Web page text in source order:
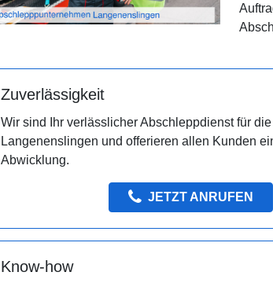
Zuverlässigkeit
Wir sind Ihr verlässlicher Abschleppdienst für
Langenenslingen und offerieren allen Kunden
Abwicklung.
JETZT ANRUFEN
Know-how